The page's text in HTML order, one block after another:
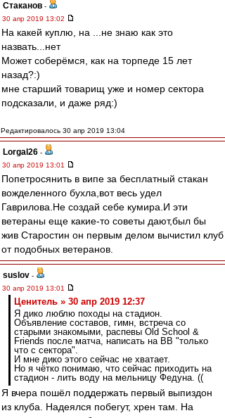
Cтаканов -
30 апр 2019 13:02
На какей куплю, на ...не знаю как это
назвать...нет
Может соберёмся, как на торпеде 15 лет
назад?:)
мне старший товарищ уже и номер сектора
подсказали, и даже ряд:)
Редактировалось 30 апр 2019 13:04
Lorgal26 -
30 апр 2019 13:01
Попетросянить в випе за бесплатный стакан
вожделенного бухла,вот весь удел
Гаврилова.Не создай себе кумира.И эти
ветераны еще какие-то советы дают,был бы
жив Старостин он первым делом вычистил клуб
от подобных ветеранов.
suslov -
30 апр 2019 13:01
Ценитель » 30 апр 2019 12:37
Я дико люблю походы на стадион.
Объявление составов, гимн, встреча со
старыми знакомыми, распевы Old School &
Friends после матча, написать на ВВ "только
что с сектора".
И мне дико этого сейчас не хватает.
Но я чётко понимаю, что сейчас приходить на
стадион - лить воду на мельницу Федуна. ((
Я вчера пошёл поддержать первый выпиздон
из клуба. Надеялся побегут, хрен там. На